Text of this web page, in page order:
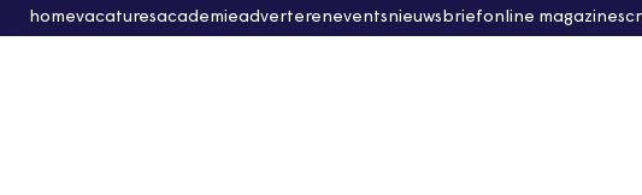
homevacaturesacademieadvertereneventsnieuwsbriefonline magazine